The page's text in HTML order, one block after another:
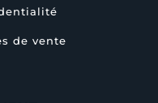
de vente